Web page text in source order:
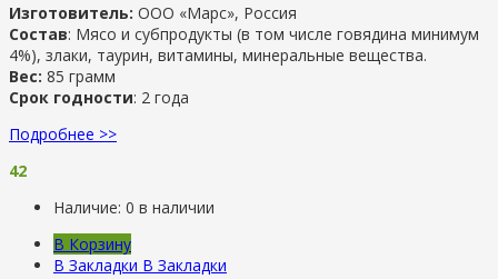
Изготовитель: ООО «Марс», Россия
Состав: Мясо и субпродукты (в том числе говядина минимум
4%), злаки, таурин, витамины, минеральные вещества.
Вес: 85 грамм
Срок годности: 2 года
Подробнее >>
42
Наличие: 0 в наличии
В Корзину
В Закладки В Закладки